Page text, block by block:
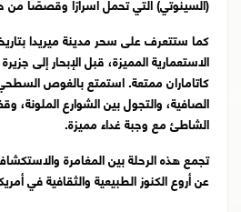
كما ستتعرف على سحر مدينة ميريدا
الاستعمارية المميزة، قبل الإبحار إلى
كاتاماران ممتعة. استمتع بالغوص السطحي
الصافية، والتجول بين الشوارع الملونة،
الشاطئ مع وجبة غداء مميزة.
تجمع هذه الرحلة بين المغامرة
عن أروع الكنوز الطبيعية والثقافية في